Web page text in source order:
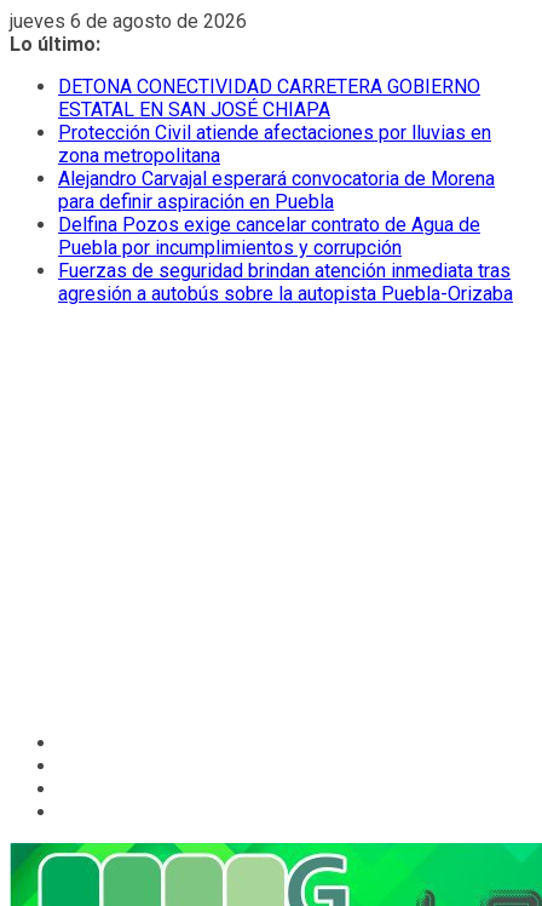
Saltar
al
jueves 6 de agosto de 2026
Lo último:
DETONA CONECTIVIDAD CARRETERA GOBIERNO
ESTATAL EN SAN JOSÉ CHIAPA
Protección Civil atiende afectaciones por lluvias en
zona metropolitana
Alejandro Carvajal esperará convocatoria de Morena
para definir aspiración en Puebla
Delfina Pozos exige cancelar contrato de Agua de
Puebla por incumplimientos y corrupción
Fuerzas de seguridad brindan atención inmediata tras
agresión a autobús sobre la autopista Puebla-Orizaba